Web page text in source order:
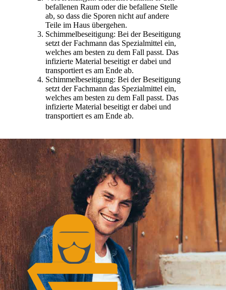
befallenen Raum oder die befallene Stelle
ab, so dass die Sporen nicht auf andere
Teile im Haus übergehen.
Schimmelbeseitigung: Bei der Beseitigung
setzt der Fachmann das Spezialmittel ein,
welches am besten zu dem Fall passt. Das
infizierte Material beseitigt er dabei und
transportiert es am Ende ab.
Schimmelbeseitigung: Bei der Beseitigung
setzt der Fachmann das Spezialmittel ein,
welches am besten zu dem Fall passt. Das
infizierte Material beseitigt er dabei und
transportiert es am Ende ab.